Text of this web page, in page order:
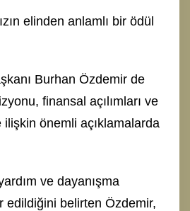
elinden anlamlı bir ödül
Burhan Özdemir de
finansal açılımları ve
önemli açıklamalarda
ve dayanışma
edildiğini belirten Özdemir,